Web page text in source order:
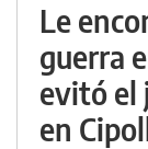
Le
guerra
evitó el
en